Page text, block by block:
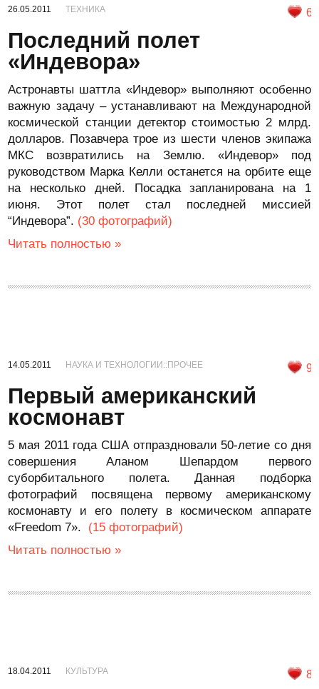
26.05.2011 ТЕХНИКА 6
Последний полет
«Индевора»
Астронавты шаттла «Индевор» выполняют особенно
важную задачу – устанавливают на Международной
космической станции детектор стоимостью 2 млрд.
долларов. Позавчера трое из шести членов экипажа
МКС возвратились на Землю. «Индевор» под
руководством Марка Келли останется на орбите еще
на несколько дней. Посадка запланирована на 1
июня. Этот полет стал последней миссией
“Индевора”. (30 фотографий)
Читать полностью »
14.05.2011 НАУКА И ТЕХНОЛОГИИ::ПРОЧЕЕ 9
Первый американский
космонавт
5 мая 2011 года США отпраздновали 50-летие со дня
совершения Аланом Шепардом первого
суборбитального полета. Данная подборка
фотографий посвящена первому американскому
космонавту и его полету в космическом аппарате
«Freedom 7». (15 фотографий)
Читать полностью »
18.04.2011 КУЛЬТУРА 8